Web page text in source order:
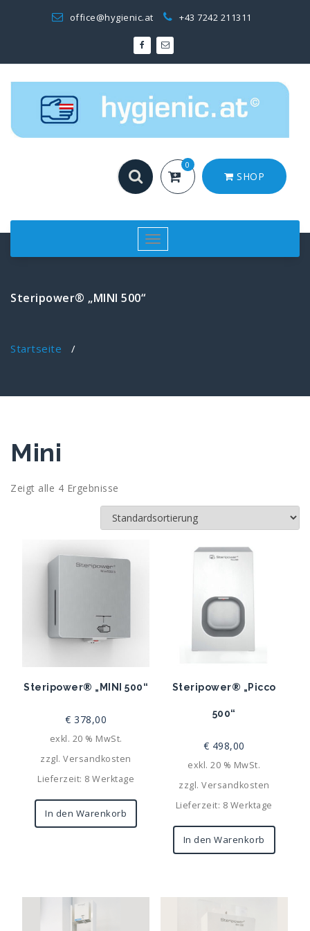
office@hygienic.at +43 7242 211311
0
SHOP
Toggle
navigation
Steripower® „MINI 500“
Startseite /
Mini
Zeigt alle 4 Ergebnisse
Steripower® „MINI 500“
€ 378,00
exkl. 20 % MwSt.
zzgl.Versandkosten
Lieferzeit: 8 Werktage
In den Warenkorb
Steripower® „Picco
500“
€ 498,00
exkl. 20 % MwSt.
zzgl.Versandkosten
Lieferzeit: 8 Werktage
In den Warenkorb